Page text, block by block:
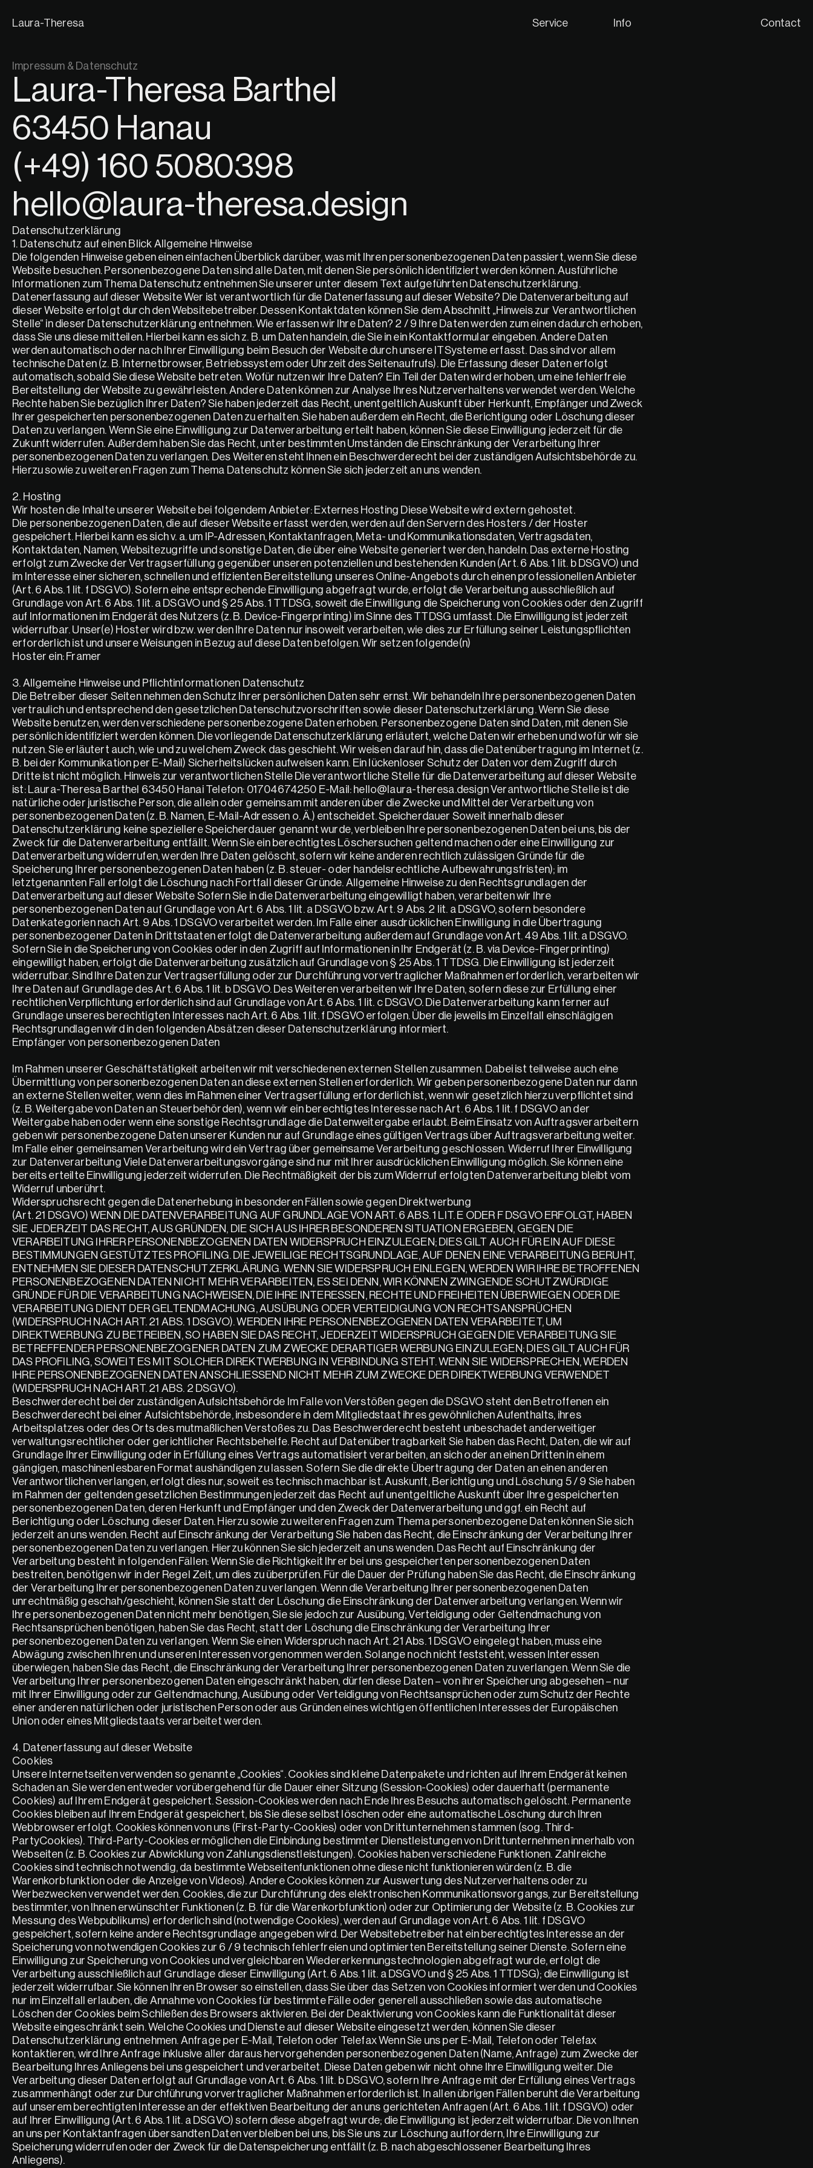
Impressum & Datenschutz
Laura-Theresa Barthel
63450 Hanau
(+49) 160 5080398
hello@laura-theresa.design
Datenschutzerklärung
1. Datenschutz auf einen Blick Allgemeine Hinweise
Die folgenden Hinweise geben einen einfachen Überblick darüber, was mit Ihren personenbezogenen Daten passiert, wenn Sie diese
Website besuchen. Personenbezogene Daten sind alle Daten, mit denen Sie persönlich identifiziert werden können. Ausführliche
Informationen zum Thema Datenschutz entnehmen Sie unserer unter diesem Text aufgeführten Datenschutzerklärung.
Datenerfassung auf dieser Website Wer ist verantwortlich für die Datenerfassung auf dieser Website? Die Datenverarbeitung auf
dieser Website erfolgt durch den Websitebetreiber. Dessen Kontaktdaten können Sie dem Abschnitt „Hinweis zur Verantwortlichen
Stelle“ in dieser Datenschutzerklärung entnehmen. Wie erfassen wir Ihre Daten? 2 / 9 Ihre Daten werden zum einen dadurch erhoben,
dass Sie uns diese mitteilen. Hierbei kann es sich z. B. um Daten handeln, die Sie in ein Kontaktformular eingeben. Andere Daten
werden automatisch oder nach Ihrer Einwilligung beim Besuch der Website durch unsere ITSysteme erfasst. Das sind vor allem
technische Daten (z. B. Internetbrowser, Betriebssystem oder Uhrzeit des Seitenaufrufs). Die Erfassung dieser Daten erfolgt
automatisch, sobald Sie diese Website betreten. Wofür nutzen wir Ihre Daten? Ein Teil der Daten wird erhoben, um eine fehlerfreie
Bereitstellung der Website zu gewährleisten. Andere Daten können zur Analyse Ihres Nutzerverhaltens verwendet werden. Welche
Rechte haben Sie bezüglich Ihrer Daten? Sie haben jederzeit das Recht, unentgeltlich Auskunft über Herkunft, Empfänger und Zweck
Ihrer gespeicherten personenbezogenen Daten zu erhalten. Sie haben außerdem ein Recht, die Berichtigung oder Löschung dieser
Daten zu verlangen. Wenn Sie eine Einwilligung zur Datenverarbeitung erteilt haben, können Sie diese Einwilligung jederzeit für die
Zukunft widerrufen. Außerdem haben Sie das Recht, unter bestimmten Umständen die Einschränkung der Verarbeitung Ihrer
personenbezogenen Daten zu verlangen. Des Weiteren steht Ihnen ein Beschwerderecht bei der zuständigen Aufsichtsbehörde zu.
Hierzu sowie zu weiteren Fragen zum Thema Datenschutz können Sie sich jederzeit an uns wenden.
2. Hosting
Wir hosten die Inhalte unserer Website bei folgendem Anbieter: Externes Hosting Diese Website wird extern gehostet.
Die personenbezogenen Daten, die auf dieser Website erfasst werden, werden auf den Servern des Hosters / der Hoster
gespeichert. Hierbei kann es sich v. a. um IP-Adressen, Kontaktanfragen, Meta- und Kommunikationsdaten, Vertragsdaten,
Kontaktdaten, Namen, Websitezugriffe und sonstige Daten, die über eine Website generiert werden, handeln. Das externe Hosting
erfolgt zum Zwecke der Vertragserfüllung gegenüber unseren potenziellen und bestehenden Kunden (Art. 6 Abs. 1 lit. b DSGVO) und
im Interesse einer sicheren, schnellen und effizienten Bereitstellung unseres Online-Angebots durch einen professionellen Anbieter
(Art. 6 Abs. 1 lit. f DSGVO). Sofern eine entsprechende Einwilligung abgefragt wurde, erfolgt die Verarbeitung ausschließlich auf
Grundlage von Art. 6 Abs. 1 lit. a DSGVO und § 25 Abs. 1 TTDSG, soweit die Einwilligung die Speicherung von Cookies oder den Zugriff
auf Informationen im Endgerät des Nutzers (z. B. Device-Fingerprinting) im Sinne des TTDSG umfasst. Die Einwilligung ist jederzeit
widerrufbar. Unser(e) Hoster wird bzw. werden Ihre Daten nur insoweit verarbeiten, wie dies zur Erfüllung seiner Leistungspflichten
erforderlich ist und unsere Weisungen in Bezug auf diese Daten befolgen. Wir setzen folgende(n)
Hoster ein: Framer
3. Allgemeine Hinweise und Pflichtinformationen Datenschutz
Die Betreiber dieser Seiten nehmen den Schutz Ihrer persönlichen Daten sehr ernst. Wir behandeln Ihre personenbezogenen Daten
vertraulich und entsprechend den gesetzlichen Datenschutzvorschriften sowie dieser Datenschutzerklärung. Wenn Sie diese
Website benutzen, werden verschiedene personenbezogene Daten erhoben. Personenbezogene Daten sind Daten, mit denen Sie
persönlich identifiziert werden können. Die vorliegende Datenschutzerklärung erläutert, welche Daten wir erheben und wofür wir sie
nutzen. Sie erläutert auch, wie und zu welchem Zweck das geschieht. Wir weisen darauf hin, dass die Datenübertragung im Internet (z.
B. bei der Kommunikation per E-Mail) Sicherheitslücken aufweisen kann. Ein lückenloser Schutz der Daten vor dem Zugriff durch
Dritte ist nicht möglich. Hinweis zur verantwortlichen Stelle Die verantwortliche Stelle für die Datenverarbeitung auf dieser Website
ist: Laura-Theresa Barthel 63450 Hanai Telefon: 01704674250 E-Mail: hello@laura-theresa.design Verantwortliche Stelle ist die
natürliche oder juristische Person, die allein oder gemeinsam mit anderen über die Zwecke und Mittel der Verarbeitung von
personenbezogenen Daten (z. B. Namen, E-Mail-Adressen o. Ä.) entscheidet. Speicherdauer Soweit innerhalb dieser
Datenschutzerklärung keine speziellere Speicherdauer genannt wurde, verbleiben Ihre personenbezogenen Daten bei uns, bis der
Zweck für die Datenverarbeitung entfällt. Wenn Sie ein berechtigtes Löschersuchen geltend machen oder eine Einwilligung zur
Datenverarbeitung widerrufen, werden Ihre Daten gelöscht, sofern wir keine anderen rechtlich zulässigen Gründe für die
Speicherung Ihrer personenbezogenen Daten haben (z. B. steuer- oder handelsrechtliche Aufbewahrungsfristen); im
letztgenannten Fall erfolgt die Löschung nach Fortfall dieser Gründe. Allgemeine Hinweise zu den Rechtsgrundlagen der
Datenverarbeitung auf dieser Website Sofern Sie in die Datenverarbeitung eingewilligt haben, verarbeiten wir Ihre
personenbezogenen Daten auf Grundlage von Art. 6 Abs. 1 lit. a DSGVO bzw. Art. 9 Abs. 2 lit. a DSGVO, sofern besondere
Datenkategorien nach Art. 9 Abs. 1 DSGVO verarbeitet werden. Im Falle einer ausdrücklichen Einwilligung in die Übertragung
personenbezogener Daten in Drittstaaten erfolgt die Datenverarbeitung außerdem auf Grundlage von Art. 49 Abs. 1 lit. a DSGVO.
Sofern Sie in die Speicherung von Cookies oder in den Zugriff auf Informationen in Ihr Endgerät (z. B. via Device-Fingerprinting)
eingewilligt haben, erfolgt die Datenverarbeitung zusätzlich auf Grundlage von § 25 Abs. 1 TTDSG. Die Einwilligung ist jederzeit
widerrufbar. Sind Ihre Daten zur Vertragserfüllung oder zur Durchführung vorvertraglicher Maßnahmen erforderlich, verarbeiten wir
Ihre Daten auf Grundlage des Art. 6 Abs. 1 lit. b DSGVO. Des Weiteren verarbeiten wir Ihre Daten, sofern diese zur Erfüllung einer
rechtlichen Verpflichtung erforderlich sind auf Grundlage von Art. 6 Abs. 1 lit. c DSGVO. Die Datenverarbeitung kann ferner auf
Grundlage unseres berechtigten Interesses nach Art. 6 Abs. 1 lit. f DSGVO erfolgen. Über die jeweils im Einzelfall einschlägigen
Rechtsgrundlagen wird in den folgenden Absätzen dieser Datenschutzerklärung informiert.
Empfänger von personenbezogenen Daten
Im Rahmen unserer Geschäftstätigkeit arbeiten wir mit verschiedenen externen Stellen zusammen. Dabei ist teilweise auch eine
Übermittlung von personenbezogenen Daten an diese externen Stellen erforderlich. Wir geben personenbezogene Daten nur dann
an externe Stellen weiter, wenn dies im Rahmen einer Vertragserfüllung erforderlich ist, wenn wir gesetzlich hierzu verpflichtet sind
(z. B. Weitergabe von Daten an Steuerbehörden), wenn wir ein berechtigtes Interesse nach Art. 6 Abs. 1 lit. f DSGVO an der
Weitergabe haben oder wenn eine sonstige Rechtsgrundlage die Datenweitergabe erlaubt. Beim Einsatz von Auftragsverarbeitern
geben wir personenbezogene Daten unserer Kunden nur auf Grundlage eines gültigen Vertrags über Auftragsverarbeitung weiter.
Im Falle einer gemeinsamen Verarbeitung wird ein Vertrag über gemeinsame Verarbeitung geschlossen. Widerruf Ihrer Einwilligung
zur Datenverarbeitung Viele Datenverarbeitungsvorgänge sind nur mit Ihrer ausdrücklichen Einwilligung möglich. Sie können eine
bereits erteilte Einwilligung jederzeit widerrufen. Die Rechtmäßigkeit der bis zum Widerruf erfolgten Datenverarbeitung bleibt vom
Widerruf unberührt.
Widerspruchsrecht gegen die Datenerhebung in besonderen Fällen sowie gegen Direktwerbung
(Art. 21 DSGVO) WENN DIE DATENVERARBEITUNG AUF GRUNDLAGE VON ART. 6 ABS. 1 LIT. E ODER F DSGVO ERFOLGT, HABEN
SIE JEDERZEIT DAS RECHT, AUS GRÜNDEN, DIE SICH AUS IHRER BESONDEREN SITUATION ERGEBEN, GEGEN DIE
VERARBEITUNG IHRER PERSONENBEZOGENEN DATEN WIDERSPRUCH EINZULEGEN; DIES GILT AUCH FÜR EIN AUF DIESE
BESTIMMUNGEN GESTÜTZTES PROFILING. DIE JEWEILIGE RECHTSGRUNDLAGE, AUF DENEN EINE VERARBEITUNG BERUHT,
ENTNEHMEN SIE DIESER DATENSCHUTZERKLÄRUNG. WENN SIE WIDERSPRUCH EINLEGEN, WERDEN WIR IHRE BETROFFENEN
PERSONENBEZOGENEN DATEN NICHT MEHR VERARBEITEN, ES SEI DENN, WIR KÖNNEN ZWINGENDE SCHUTZWÜRDIGE
GRÜNDE FÜR DIE VERARBEITUNG NACHWEISEN, DIE IHRE INTERESSEN, RECHTE UND FREIHEITEN ÜBERWIEGEN ODER DIE
VERARBEITUNG DIENT DER GELTENDMACHUNG, AUSÜBUNG ODER VERTEIDIGUNG VON RECHTSANSPRÜCHEN
(WIDERSPRUCH NACH ART. 21 ABS. 1 DSGVO). WERDEN IHRE PERSONENBEZOGENEN DATEN VERARBEITET, UM
DIREKTWERBUNG ZU BETREIBEN, SO HABEN SIE DAS RECHT, JEDERZEIT WIDERSPRUCH GEGEN DIE VERARBEITUNG SIE
BETREFFENDER PERSONENBEZOGENER DATEN ZUM ZWECKE DERARTIGER WERBUNG EINZULEGEN; DIES GILT AUCH FÜR
DAS PROFILING, SOWEIT ES MIT SOLCHER DIREKTWERBUNG IN VERBINDUNG STEHT. WENN SIE WIDERSPRECHEN, WERDEN
IHRE PERSONENBEZOGENEN DATEN ANSCHLIESSEND NICHT MEHR ZUM ZWECKE DER DIREKTWERBUNG VERWENDET
(WIDERSPRUCH NACH ART. 21 ABS. 2 DSGVO).
Beschwerderecht bei der zuständigen Aufsichtsbehörde Im Falle von Verstößen gegen die DSGVO steht den Betroffenen ein
Beschwerderecht bei einer Aufsichtsbehörde, insbesondere in dem Mitgliedstaat ihres gewöhnlichen Aufenthalts, ihres
Arbeitsplatzes oder des Orts des mutmaßlichen Verstoßes zu. Das Beschwerderecht besteht unbeschadet anderweitiger
verwaltungsrechtlicher oder gerichtlicher Rechtsbehelfe. Recht auf Datenübertragbarkeit Sie haben das Recht, Daten, die wir auf
Grundlage Ihrer Einwilligung oder in Erfüllung eines Vertrags automatisiert verarbeiten, an sich oder an einen Dritten in einem
gängigen, maschinenlesbaren Format aushändigen zu lassen. Sofern Sie die direkte Übertragung der Daten an einen anderen
Verantwortlichen verlangen, erfolgt dies nur, soweit es technisch machbar ist. Auskunft, Berichtigung und Löschung 5 / 9 Sie haben
im Rahmen der geltenden gesetzlichen Bestimmungen jederzeit das Recht auf unentgeltliche Auskunft über Ihre gespeicherten
personenbezogenen Daten, deren Herkunft und Empfänger und den Zweck der Datenverarbeitung und ggf. ein Recht auf
Berichtigung oder Löschung dieser Daten. Hierzu sowie zu weiteren Fragen zum Thema personenbezogene Daten können Sie sich
jederzeit an uns wenden. Recht auf Einschränkung der Verarbeitung Sie haben das Recht, die Einschränkung der Verarbeitung Ihrer
personenbezogenen Daten zu verlangen. Hierzu können Sie sich jederzeit an uns wenden. Das Recht auf Einschränkung der
Verarbeitung besteht in folgenden Fällen: Wenn Sie die Richtigkeit Ihrer bei uns gespeicherten personenbezogenen Daten
bestreiten, benötigen wir in der Regel Zeit, um dies zu überprüfen. Für die Dauer der Prüfung haben Sie das Recht, die Einschränkung
der Verarbeitung Ihrer personenbezogenen Daten zu verlangen. Wenn die Verarbeitung Ihrer personenbezogenen Daten
unrechtmäßig geschah/geschieht, können Sie statt der Löschung die Einschränkung der Datenverarbeitung verlangen. Wenn wir
Ihre personenbezogenen Daten nicht mehr benötigen, Sie sie jedoch zur Ausübung, Verteidigung oder Geltendmachung von
Rechtsansprüchen benötigen, haben Sie das Recht, statt der Löschung die Einschränkung der Verarbeitung Ihrer
personenbezogenen Daten zu verlangen. Wenn Sie einen Widerspruch nach Art. 21 Abs. 1 DSGVO eingelegt haben, muss eine
Abwägung zwischen Ihren und unseren Interessen vorgenommen werden. Solange noch nicht feststeht, wessen Interessen
überwiegen, haben Sie das Recht, die Einschränkung der Verarbeitung Ihrer personenbezogenen Daten zu verlangen. Wenn Sie die
Verarbeitung Ihrer personenbezogenen Daten eingeschränkt haben, dürfen diese Daten – von ihrer Speicherung abgesehen – nur
mit Ihrer Einwilligung oder zur Geltendmachung, Ausübung oder Verteidigung von Rechtsansprüchen oder zum Schutz der Rechte
einer anderen natürlichen oder juristischen Person oder aus Gründen eines wichtigen öffentlichen Interesses der Europäischen
Union oder eines Mitgliedstaats verarbeitet werden.
4. Datenerfassung auf dieser Website
Cookies
Unsere Internetseiten verwenden so genannte „Cookies“. Cookies sind kleine Datenpakete und richten auf Ihrem Endgerät keinen
Schaden an. Sie werden entweder vorübergehend für die Dauer einer Sitzung (Session-Cookies) oder dauerhaft (permanente
Cookies) auf Ihrem Endgerät gespeichert. Session-Cookies werden nach Ende Ihres Besuchs automatisch gelöscht. Permanente
Cookies bleiben auf Ihrem Endgerät gespeichert, bis Sie diese selbst löschen oder eine automatische Löschung durch Ihren
Webbrowser erfolgt. Cookies können von uns (First-Party-Cookies) oder von Drittunternehmen stammen (sog. Third-
PartyCookies). Third-Party-Cookies ermöglichen die Einbindung bestimmter Dienstleistungen von Drittunternehmen innerhalb von
Webseiten (z. B. Cookies zur Abwicklung von Zahlungsdienstleistungen). Cookies haben verschiedene Funktionen. Zahlreiche
Cookies sind technisch notwendig, da bestimmte Webseitenfunktionen ohne diese nicht funktionieren würden (z. B. die
Warenkorbfunktion oder die Anzeige von Videos). Andere Cookies können zur Auswertung des Nutzerverhaltens oder zu
Werbezwecken verwendet werden. Cookies, die zur Durchführung des elektronischen Kommunikationsvorgangs, zur Bereitstellung
bestimmter, von Ihnen erwünschter Funktionen (z. B. für die Warenkorbfunktion) oder zur Optimierung der Website (z. B. Cookies zur
Messung des Webpublikums) erforderlich sind (notwendige Cookies), werden auf Grundlage von Art. 6 Abs. 1 lit. f DSGVO
gespeichert, sofern keine andere Rechtsgrundlage angegeben wird. Der Websitebetreiber hat ein berechtigtes Interesse an der
Speicherung von notwendigen Cookies zur 6 / 9 technisch fehlerfreien und optimierten Bereitstellung seiner Dienste. Sofern eine
Einwilligung zur Speicherung von Cookies und vergleichbaren Wiedererkennungstechnologien abgefragt wurde, erfolgt die
Verarbeitung ausschließlich auf Grundlage dieser Einwilligung (Art. 6 Abs. 1 lit. a DSGVO und § 25 Abs. 1 TTDSG); die Einwilligung ist
jederzeit widerrufbar. Sie können Ihren Browser so einstellen, dass Sie über das Setzen von Cookies informiert werden und Cookies
nur im Einzelfall erlauben, die Annahme von Cookies für bestimmte Fälle oder generell ausschließen sowie das automatische
Löschen der Cookies beim Schließen des Browsers aktivieren. Bei der Deaktivierung von Cookies kann die Funktionalität dieser
Website eingeschränkt sein. Welche Cookies und Dienste auf dieser Website eingesetzt werden, können Sie dieser
Datenschutzerklärung entnehmen. Anfrage per E-Mail, Telefon oder Telefax Wenn Sie uns per E-Mail, Telefon oder Telefax
kontaktieren, wird Ihre Anfrage inklusive aller daraus hervorgehenden personenbezogenen Daten (Name, Anfrage) zum Zwecke der
Bearbeitung Ihres Anliegens bei uns gespeichert und verarbeitet. Diese Daten geben wir nicht ohne Ihre Einwilligung weiter. Die
Verarbeitung dieser Daten erfolgt auf Grundlage von Art. 6 Abs. 1 lit. b DSGVO, sofern Ihre Anfrage mit der Erfüllung eines Vertrags
zusammenhängt oder zur Durchführung vorvertraglicher Maßnahmen erforderlich ist. In allen übrigen Fällen beruht die Verarbeitung
auf unserem berechtigten Interesse an der effektiven Bearbeitung der an uns gerichteten Anfragen (Art. 6 Abs. 1 lit. f DSGVO) oder
auf Ihrer Einwilligung (Art. 6 Abs. 1 lit. a DSGVO) sofern diese abgefragt wurde; die Einwilligung ist jederzeit widerrufbar. Die von Ihnen
an uns per Kontaktanfragen übersandten Daten verbleiben bei uns, bis Sie uns zur Löschung auffordern, Ihre Einwilligung zur
Speicherung widerrufen oder der Zweck für die Datenspeicherung entfällt (z. B. nach abgeschlossener Bearbeitung Ihres
Anliegens).
Laura-Theresa Info
Service Contact